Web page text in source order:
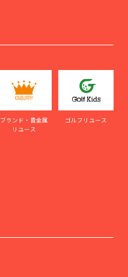
ブランド・貴金属
リユース
ゴルフリユース